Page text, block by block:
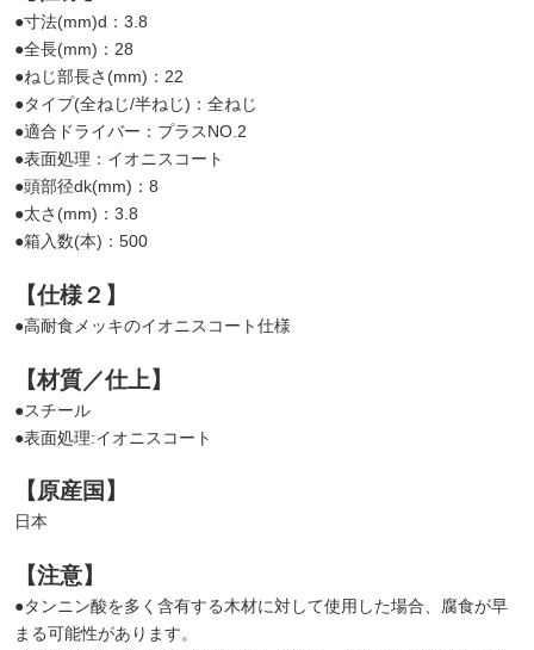
●寸法(mm)d：3.8
●全長(mm)：28
●ねじ部長さ(mm)：22
●タイプ(全ねじ/半ねじ)：全ねじ
●適合ドライバー：プラスNO.2
●表面処理：イオニスコート
●頭部径dk(mm)：8
●太さ(mm)：3.8
●箱入数(本)：500
【仕様２】
●高耐食メッキのイオニスコート仕様
【材質／仕上】
●スチール
●表面処理:イオニスコート
【原産国】
日本
【注意】
●タンニン酸を多く含有する木材に対して使用した場合、腐食が早
まる可能性があります。